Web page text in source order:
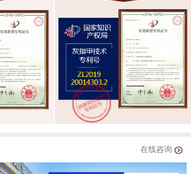
在线咨询